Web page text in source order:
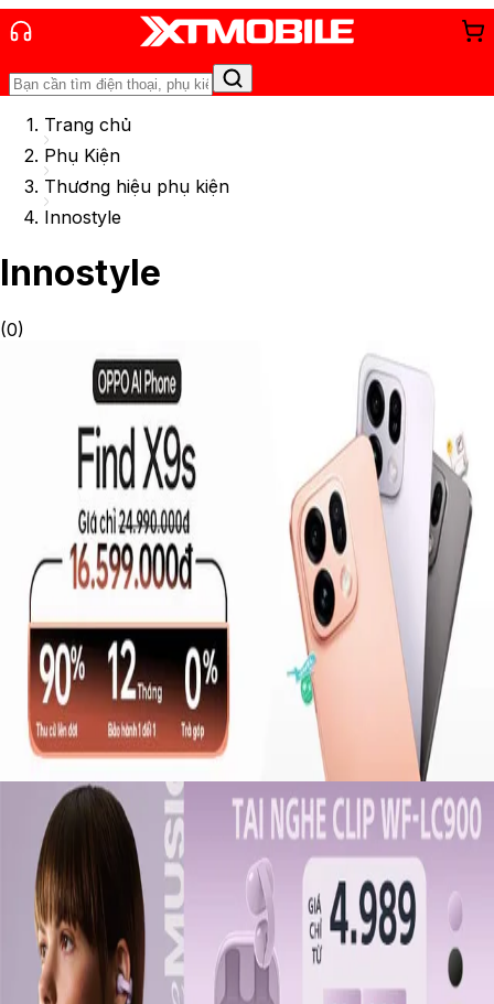
Trang chủ
Phụ Kiện
Thương hiệu phụ kiện
Innostyle
Innostyle
(0)